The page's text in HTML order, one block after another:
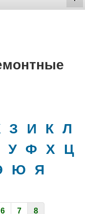
З И К Л
У Ф Х
Ц
Ю Я
6 7 8